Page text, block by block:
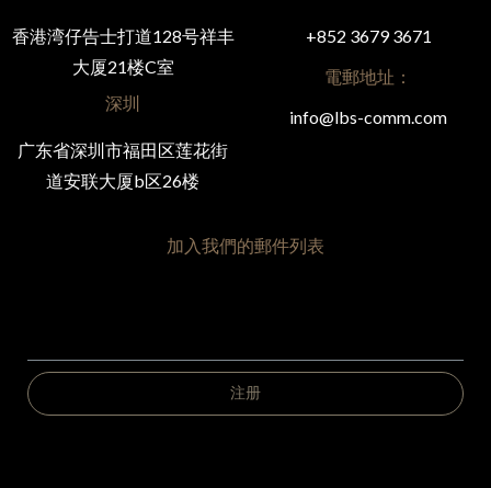
香港湾仔告士打道128号祥丰
大厦21楼C室
深圳
广东省深圳市福田区莲花街
道安联大厦b区26楼
+852 3679 3671
電郵地址：
info@lbs-comm.com
加入我們的郵件列表